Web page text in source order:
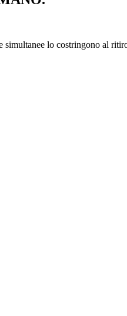
simultanee lo costringono al